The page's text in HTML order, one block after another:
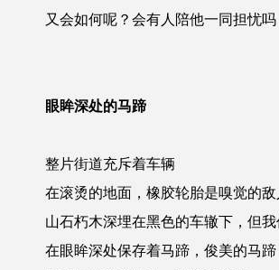
又会如何呢？会有人陪他一同担忧吗
眼眸深处的马蹄
整片街道充斥着车辆
在滚烫的地面，橡胶轮胎是嗅觉的敌
山石朽木深埋在黑色的车辙下，但我
在眼眸深处保存着马蹄，俊美的马